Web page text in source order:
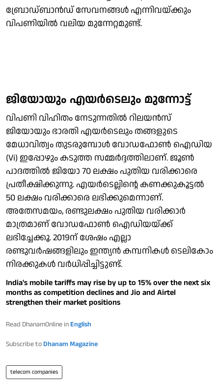
ബ്രോഡ്ബാന്‍ഡ് സേവനങ്ങള്‍ എന്നിവയ്ക്കും
വിപണിയില്‍ വലിയ മുന്നേറ്റമുണ്ട്.
ജിയോയും എയര്‍ടെലും മുന്നോട്ട്
വിപണി വിഹിതം നേടുന്നതില്‍ റിലയന്‍സ്
ജിയോയും ഭാരതി എയര്‍ടെലും തങ്ങളുടെ
മേധാവിത്വം തുടരുമ്പോള്‍ വോഡഫോണ്‍ ഐഡിയ
(Vi) ഇപ്പോഴും കടുത്ത സമ്മര്‍ദ്ദത്തിലാണ്. ജൂണ്‍
പാദത്തില്‍ ജിയോ 70 ലക്ഷം പുതിയ വരിക്കാരെ
പ്രതീക്ഷിക്കുന്നു. എയര്‍ടെല്ലിന്റെ കണക്കുകൂട്ടല്‍
50 ലക്ഷം വരിക്കാരെ ലഭിക്കുമെന്നാണ്.
അതേസമയം, രണ്ടുലക്ഷം പുതിയ വരിക്കാര്‍
മാത്രമാണ് വോഡഫോണ്‍ ഐഡിയയ്ക്ക്
ലഭിച്ചേക്കൂ. 2019ന് ശേഷം എല്ലാ
രണ്ടുവര്‍ഷങ്ങളിലും ഇന്ത്യന്‍ കമ്പനികള്‍ ടെലികോം
നിരക്കുകള്‍ വര്‍ധിപ്പിച്ചിട്ടുണ്ട്.
India's mobile tariffs may rise by up to 15% over the next six
months as competition declines and Jio and Airtel
strengthen their market positions
Read DhanamOnline in English
Subscribe to Dhanam Magazine
telecom companies